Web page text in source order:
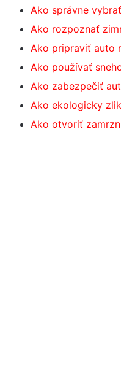
Ako správne
Ako rozpoznať
Ako pripraviť auto
Ako používať
Ako zabezpečiť
Ako ekologicky
Ako otvoriť